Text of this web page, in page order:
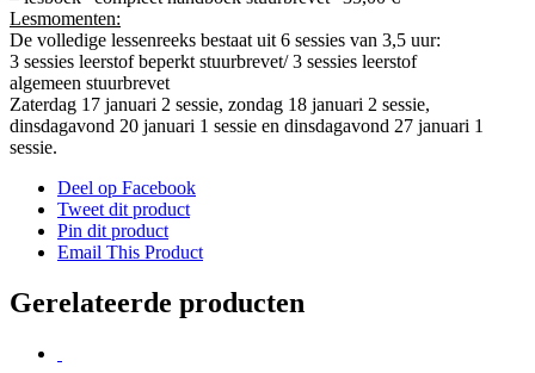
Lesmomenten:
De volledige lessenreeks bestaat uit 6 sessies van 3,5 uur:
3 sessies leerstof beperkt stuurbrevet/ 3 sessies leerstof
algemeen stuurbrevet
Zaterdag 17 januari 2 sessie, zondag 18 januari 2 sessie,
dinsdagavond 20 januari 1 sessie en dinsdagavond 27 januari 1
sessie.
Deel op Facebook
Tweet dit product
Pin dit product
Email This Product
Gerelateerde producten